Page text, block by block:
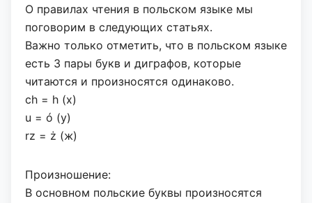
О правилах чтения в польском языке мы
поговорим в следующих статьях.
Важно только отметить, что в польском языке
есть 3 пары букв и диграфов, которые
читаются и произносятся одинаково.
ch = h (х)
u = ó (у)
rz = ż (ж)
Произношение:
В основном польские буквы произносятся